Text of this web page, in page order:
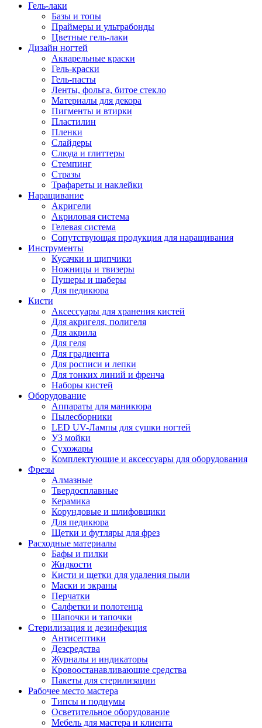
Гель-лаки
Базы и топы
Праймеры и ультрабонды
Цветные гель-лаки
Дизайн ногтей
Акварельные краски
Гель-краски
Гель-пасты
Ленты, фольга, битое стекло
Материалы для декора
Пигменты и втирки
Пластилин
Пленки
Слайдеры
Слюда и глиттеры
Стемпинг
Стразы
Трафареты и наклейки
Наращивание
Акригели
Акриловая система
Гелевая система
Сопутствующая продукция для наращивания
Инструменты
Кусачки и щипчики
Ножницы и твизеры
Пушеры и шаберы
Для педикюра
Кисти
Аксессуары для хранения кистей
Для акригеля, полигеля
Для акрила
Для геля
Для градиента
Для росписи и лепки
Для тонких линий и френча
Наборы кистей
Оборудование
Аппараты для маникюра
Пылесборники
LED UV-Лампы для сушки ногтей
УЗ мойки
Сухожары
Комплектующие и аксессуары для оборудования
Фрезы
Алмазные
Твердосплавные
Керамика
Корундовые и шлифовщики
Для педикюра
Щетки и футляры для фрез
Расходные материалы
Бафы и пилки
Жидкости
Кисти и щетки для удаления пыли
Маски и экраны
Перчатки
Салфетки и полотенца
Шапочки и тапочки
Стерилизация и дезинфекция
Антисептики
Дезсредства
Журналы и индикаторы
Кровоостанавливающие средства
Пакеты для стерилизации
Рабочее место мастера
Типсы и подиумы
Осветительное оборудование
Мебель для мастера и клиента